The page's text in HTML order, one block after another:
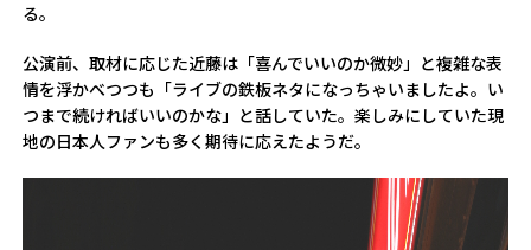
る。
公演前、取材に応じた近藤は「喜んでいいのか微妙」と複雑な表
情を浮かべつつも「ライブの鉄板ネタになっちゃいましたよ。い
つまで続ければいいのかな」と話していた。楽しみにしていた現
地の日本人ファンも多く期待に応えたようだ。